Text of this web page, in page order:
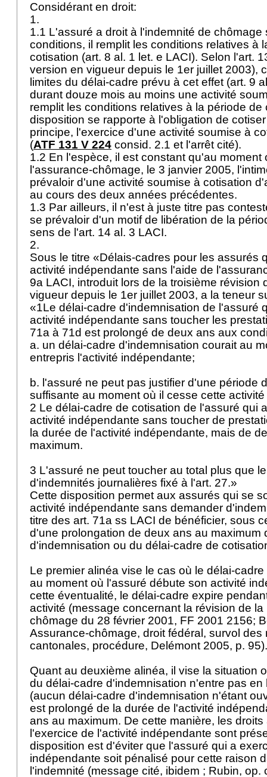
Considérant en droit:
1.
1.1 L'assuré a droit à l'indemnité de chômage
conditions, il remplit les conditions relatives à
cotisation (art. 8 al. 1 let. e LACI). Selon l'art.
version en vigueur depuis le 1er juillet 2003),
limites du délai-cadre prévu à cet effet (art. 9
durant douze mois au moins une activité
remplit les conditions relatives à la période de
disposition se rapporte à l'obligation de
principe, l'exercice d'une activité soumise à
(ATF 131 V 224 consid. 2.1 et l'arrêt cité).
1.2 En l'espèce, il est constant qu'au moment
l'assurance-chômage, le 3 janvier 2005,
prévaloir d'une activité soumise à cotisation
au cours des deux années précédentes.
1.3 Par ailleurs, il n'est à juste titre pas
se prévaloir d'un motif de libération de la
sens de l'art. 14 al. 3 LACI.
2.
Sous le titre «Délais-cadres pour les assurés
activité indépendante sans l'aide de
9a LACI, introduit lors de la troisième révision
vigueur depuis le 1er juillet 2003, a la teneur
«1Le délai-cadre d'indemnisation de l'assuré
activité indépendante sans toucher les
71a à 71d est prolongé de deux ans aux
a. un délai-cadre d'indemnisation courait au
entrepris l'activité indépendante;
b. l'assuré ne peut pas justifier d'une période
suffisante au moment où il cesse cette
2 Le délai-cadre de cotisation de l'assuré qui
activité indépendante sans toucher de
la durée de l'activité indépendante, mais de
maximum.
3 L'assuré ne peut toucher au total plus que
d'indemnités journalières fixé à l'art. 27.»
Cette disposition permet aux assurés qui se
activité indépendante sans demander
titre des art. 71a ss LACI de bénéficier, sous
d'une prolongation de deux ans au maximum
d'indemnisation ou du délai-cadre de
Le premier alinéa vise le cas où le délai-
au moment où l'assuré débute son activité
cette éventualité, le délai-cadre expire
activité (message concernant la révision de
chômage du 28 février 2001, FF 2001 2156;
Assurance-chômage, droit fédéral, survol des
cantonales, procédure, Delémont 2005, p.
Quant au deuxième alinéa, il vise la situation
du délai-cadre d'indemnisation n'entre pas en
(aucun délai-cadre d'indemnisation n'étant
est prolongé de la durée de l'activité
ans au maximum. De cette manière, les
l'exercice de l'activité indépendante sont
disposition est d'éviter que l'assuré qui a
indépendante soit pénalisé pour cette raison
l'indemnité (message cité, ibidem ; Rubin, op.